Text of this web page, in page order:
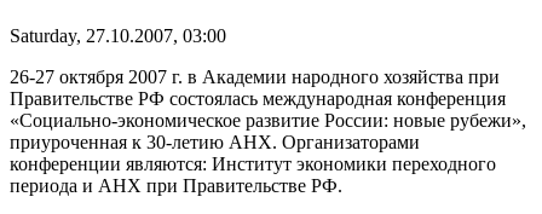
Saturday, 27.10.2007, 03:00
26-27 октября 2007 г. в Академии народного хозяйства при
Правительстве РФ состоялась международная конференция
«Социально-экономическое развитие России: новые рубежи»,
приуроченная к 30-летию АНХ. Организаторами
конференции являются: Институт экономики переходного
периода и АНХ при Правительстве РФ.